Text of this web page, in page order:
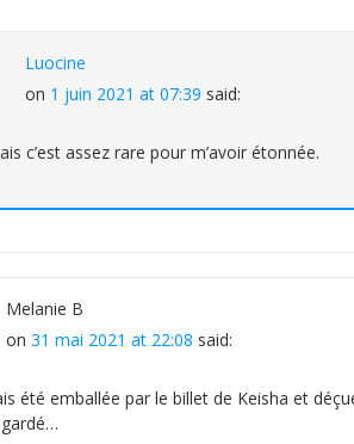
Luocine
on 1 juin 2021 at 07:39 said:
c’est assez rare pour m’avoir étonnée.
Melanie B
on 31 mai 2021 at 22:08 said:
été emballée par le billet de Keisha et
gardé…